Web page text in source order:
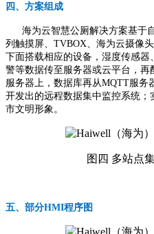
四、方案组成
海为云智慧公厕解决方案基于
列触摸屏、TVBOX、海为云摄像
下面搭载相应的设备，湿度传感
警等数据传至服务器或云平台，
服务器上，数据库再从MQTT服
开发出的远程数据集中监控系统
市文明形象。
图四 多站点
五、部分HMI程序图